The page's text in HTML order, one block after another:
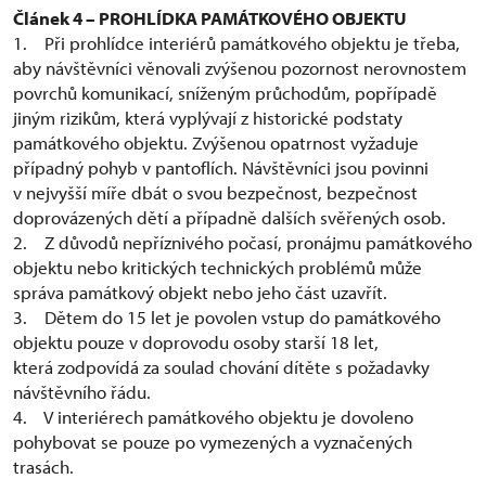
Článek 4 – PROHLÍDKA PAMÁTKOVÉHO OBJEKTU
1. Při prohlídce interiérů památkového objektu je třeba,
aby návštěvníci věnovali zvýšenou pozornost nerovnostem
povrchů komunikací, sníženým průchodům, popřípadě
jiným rizikům, která vyplývají z historické podstaty
památkového objektu. Zvýšenou opatrnost vyžaduje
případný pohyb v pantoflích. Návštěvníci jsou povinni
v nejvyšší míře dbát o svou bezpečnost, bezpečnost
doprovázených dětí a případně dalších svěřených osob.
2. Z důvodů nepříznivého počasí, pronájmu památkového
objektu nebo kritických technických problémů může
správa památkový objekt nebo jeho část uzavřít.
3. Dětem do 15 let je povolen vstup do památkového
objektu pouze v doprovodu osoby starší 18 let,
která zodpovídá za soulad chování dítěte s požadavky
návštěvního řádu.
4. V interiérech památkového objektu je dovoleno
pohybovat se pouze po vymezených a vyznačených
trasách.